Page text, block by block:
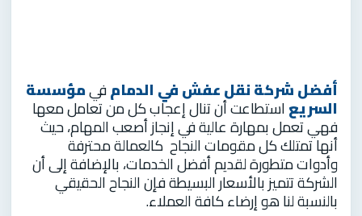
أفضل شركة نقل عفش في الدمامفيمؤسسة
السريعاستطاعت أن تنال إعجاب كل من تعامل معها
فهي تعمل بمهارة عالية في إنجاز أصعب المهام، حيث
أنها تمتلك كل مقومات النجاح كالعمالة محترفة
وأدوات متطورة لقديم أفضل الخدمات، بالإضافة إلى أن
الشركة تتميز بالأسعار البسيطة فإن النجاح الحقيقي
بالنسبة لنا هو إرضاء كافة العملاء.